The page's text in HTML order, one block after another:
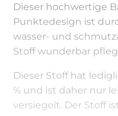
Dieser hochwertige
Punktedesign ist
wasser- und
Stoff wunderbar
Dieser Stoff hat
% und ist daher nur
versiegelt. Der Stoff